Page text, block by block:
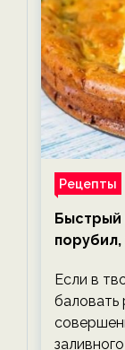
Рецепты
Быстрый
Если в
баловать